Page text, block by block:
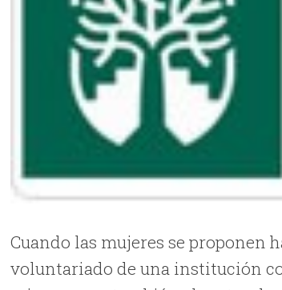
Cuando las mujeres se proponen
voluntariado de una institución